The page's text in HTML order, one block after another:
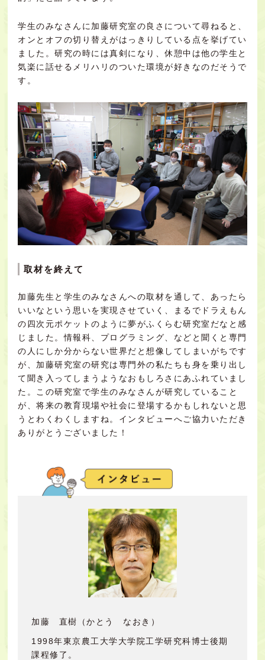
学生のみなさんに加藤研究室の良さについて尋ねると、
オンとオフの切り替えがはっきりしている点を挙げてい
ました。研究の時には真剣になり、休憩中は他の学生と
気楽に話せるメリハリのついた環境が好きなのだそうで
す。
取材を終えて
加藤先生と学生のみなさんへの取材を通して、あったら
いいなという思いを実現させていく、まるでドラえもん
の四次元ポケットのように夢がふくらむ研究室だなと感
じました。情報科、プログラミング、などと聞くと専門
の人にしか分からない世界だと想像してしまいがちです
が、加藤研究室の研究は専門外の私たちも身を乗り出し
て聞き入ってしまうようなおもしろさにあふれていまし
た。この研究室で学生のみなさんが研究していること
が、将来の教育現場や社会に登場するかもしれないと思
うとわくわくしますね。インタビューへご協力いただき
ありがとうございました！
加藤 直樹（かとう なおき）
1998年東京農工大学大学院工学研究科博士後期
課程修了。